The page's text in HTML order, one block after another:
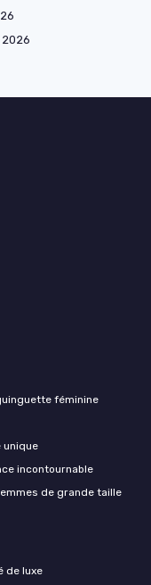
féminine
unique
incontournable
de grande taille
de luxe